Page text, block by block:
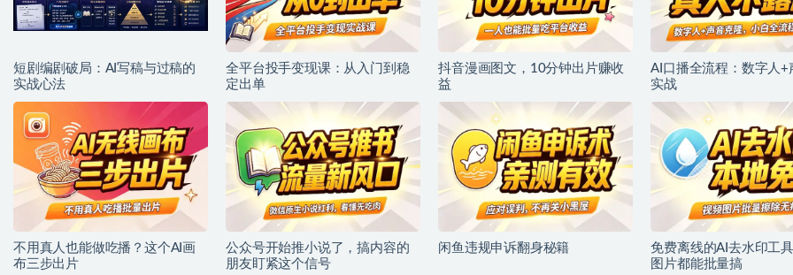
短剧编剧破局：AI写稿与过稿的
实战心法
全平台投手变现课：从入门到稳
定出单
抖音漫画图文，10分钟出片赚收
益
AI口播全流程：数字人+
实战
不用真人也能做吃播？这个AI画
布三步出片
公众号开始推小说了，搞内容的
朋友盯紧这个信号
闲鱼违规申诉翻身秘籍
免费离线的AI去水印工
图片都能批量搞